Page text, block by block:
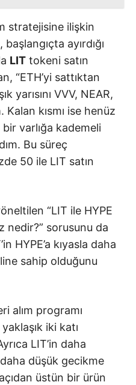
stratejisine ilişkin
ayırdığı
LIT tokeni satın
“ETH’yi sattıktan
yarısını VVV, NEAR,
Kalan kısmı ise henüz
varlığa kademeli
Bu süreç
50 ile LIT satın
“LIT ile HYPE
nedir?” sorusunu da
HYPE’a kıyasla daha
sahip olduğunu
alım programı
yaklaşık iki katı
LIT’in daha
daha düşük gecikme
üstün bir ürün